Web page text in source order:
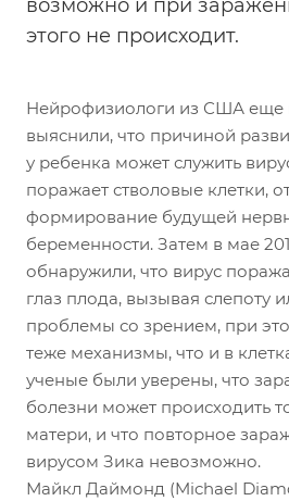
возможно и при
этого не происходит.
Нейрофизиологи из США еще
выяснили, что причиной
у ребенка может служить
поражает стволовые клетки,
формирование будущей
беременности. Затем в мае
обнаружили, что вирус
глаз плода, вызывая слепоту
проблемы со зрением, при
теже механизмы, что и в
ученые были уверены, что
болезни может происходить
матери, и что повторное
вирусом Зика невозможно.
Майкл Даймонд (Michael